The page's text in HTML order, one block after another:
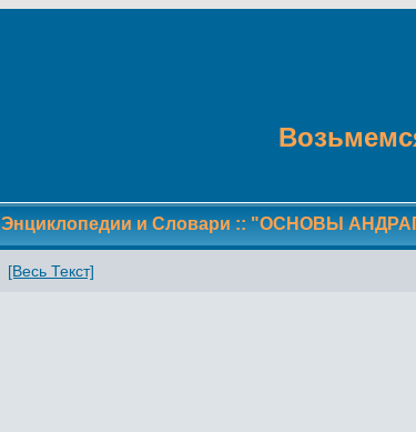
Энциклопедии и Словари :: "ОСНОВЫ
[Весь Текст]